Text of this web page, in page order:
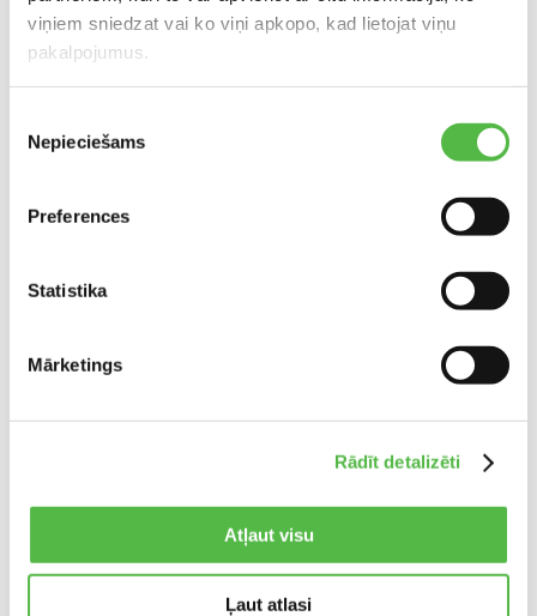
viņiem sniedzat vai ko viņi apkopo, kad lietojat viņu
pakalpojumus.
izvēle
Nepieciešams
Preferences
Statistika
Mārketings
Rādīt detalizēti
Atļaut visu
Ļaut atlasi
+371 29265369
Designer
+371 291 215 50